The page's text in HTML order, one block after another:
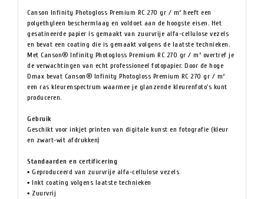
Canson Infinity Photogloss Premium RC 270 gr / m² heeft een
polyethyleen beschermlaag en voldoet aan de hoogste eisen. Het
gesatineerde papier is gemaakt van zuurvrije alfa-cellulose vezels
en bevat een coating die is gemaakt volgens de laatste technieken.
Met Canson® Infinity Photogloss Premium RC 270 gr / m² overtref je
de verwachtingen van echt professioneel fotopapier. Door de hoge
Dmax bevat Canson® Infinity Photogloss Premium RC 270 gr / m²
een ras kleurenspectrum waarmee je glanzende kleurenfoto's kunt
produceren.
Gebruik
Geschikt voor inkjet printen van digitale kunst en fotografie (kleur
en zwart-wit afdrukken)
Standaarden en certificering
▪ Geproduceerd van zuurvrije alfa-cellulose vezels
▪ Inkt coating volgens laatste technieken
▪ Zuurvrij